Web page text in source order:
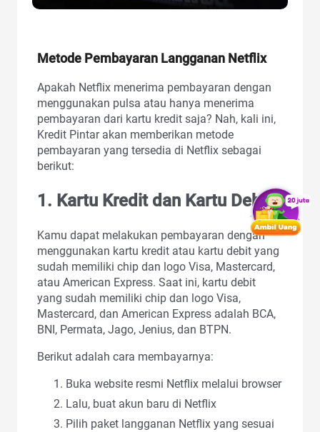
Metode Pembayaran Langganan Netflix
Apakah Netflix menerima pembayaran dengan
menggunakan pulsa atau hanya menerima
pembayaran dari kartu kredit saja? Nah, kali ini,
Kredit Pintar akan memberikan metode
pembayaran yang tersedia di Netflix sebagai
berikut:
1. Kartu Kredit dan Kartu Debit
Kamu dapat melakukan pembayaran dengan
menggunakan kartu kredit atau kartu debit yang
sudah memiliki chip dan logo Visa, Mastercard,
atau American Express. Saat ini, kartu debit
yang sudah memiliki chip dan logo Visa,
Mastercard, dan American Express adalah BCA,
BNI, Permata, Jago, Jenius, dan BTPN.
Berikut adalah cara membayarnya:
Buka website resmi Netflix melalui browser
Lalu, buat akun baru di Netflix
Pilih paket langganan Netflix yang sesuai